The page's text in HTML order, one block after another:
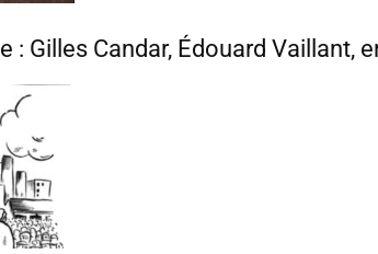
: Gilles Candar, Édouard Vaillant,